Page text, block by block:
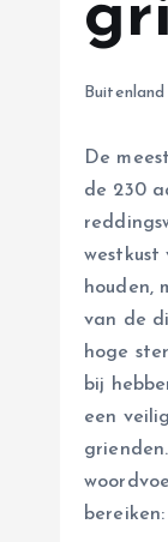
Buitenland
De
de 230
westkust
houden,
van de
hoge
bij
een
bereiken: